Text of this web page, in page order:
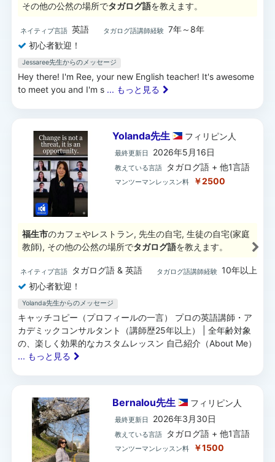
その他の公然の場所でタガログ語を教えます。
ネイティブ言語 英語 タガログ語講師経験 7年～8年
初心者歓迎！
Jessaree先生からのメッセージ
Hey there! I'm Ree, your new English teacher! It's awesome
to meet you and I'm s ... もっと見る
Yolanda先生 フィリピン 人
最終更新日 2026年5月16日
教えている言語 タガログ語 + 他1言語
マンツーマンレッスン料 ￥2500
福生市のカフェやレストラン, 先生の自宅, 生徒の自宅(家庭
教師), その他の公然の場所でタガログ語を教えます。
ネイティブ言語 タガログ語 & 英語 タガログ語講師経験 10年以上
初心者歓迎！
Yolanda先生からのメッセージ
キャッチコピー（プロフィールの一言） プロの英語講師・ア
カデミックコンサルタント（講師歴25年以上） | 全年齢対象
の、楽しく効果的なカスタムレッスン 自己紹介（About Me）
... もっと見る
Bernalou先生 フィリピン 人
最終更新日 2026年3月30日
教えている言語 タガログ語 + 他1言語
マンツーマンレッスン料 ￥1500